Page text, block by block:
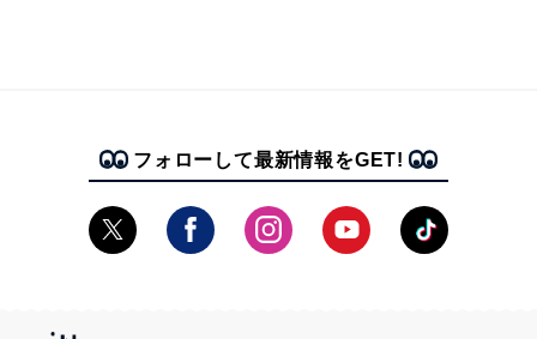
フォローして最新情報をGET!